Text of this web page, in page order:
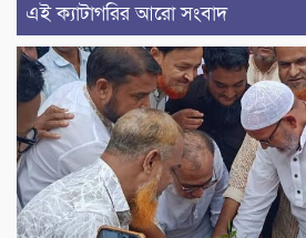
এই ক্যাটাগরির আরো সংবাদ